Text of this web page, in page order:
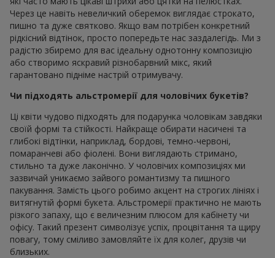
Через це навіть невеличкий оберемок виглядає строкато,
пишно та дуже святково. Якщо вам потрібен конкретний
рідкісний відтінок, просто попередьте нас заздалегідь. Ми з
радістю збиремо для вас ідеальну однотонну композицію
або створимо яскравий різнобарвний мікс, який
гарантовано підніме настрій отримувачу.
Чи підходять альстромерії для чоловічих букетів?
Ці квіти чудово підходять для подарунка чоловікам завдяки
своїй формі та стійкості. Найкраще обирати насичені та
глибокі відтінки, наприклад, бордові, темно-червоні,
помаранчеві або фіолені. Вони виглядають стримано,
стильно та дуже лаконічно. У чоловічих композиціях ми
зазвичай уникаємо зайвого романтизму та пишного
пакування. Замість цього робимо акцент на строгих лініях і
витягнутій формі букета. Альстромерії практично не мають
різкого запаху, що є величезним плюсом для кабінету чи
офісу. Такий презент символізує успіх, процвітання та щиру
повагу, тому сміливо замовляйте їх для колег, друзів чи
близьких.